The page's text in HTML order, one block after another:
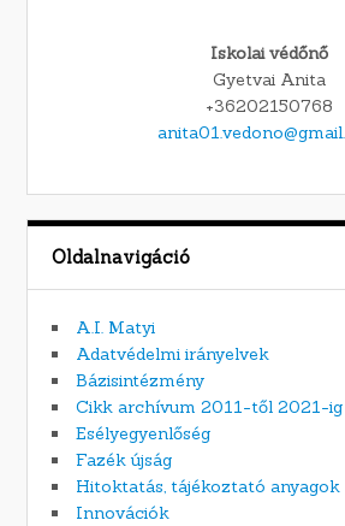
Iskolai védőnő
Gyetvai Anita
+36202150768
Oldalnavigáció
A.I. Matyi
Adatvédelmi irányelvek
Bázisintézmény
Cikk archívum 2011-től 2021-ig
Esélyegyenlőség
Fazék újság
Hitoktatás, tájékoztató anyagok
Innovációk